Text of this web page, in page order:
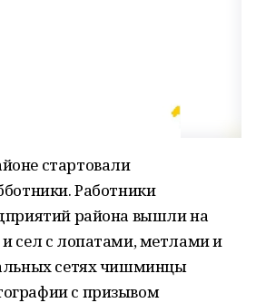
стартовали
Работники
района вышли на
сел с лопатами, метлами и
сетях чишминцы
с призывом